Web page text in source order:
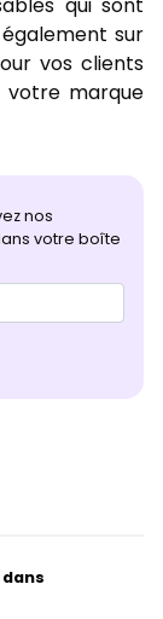
nos
votre boîte
sur
vos clients
votre marque